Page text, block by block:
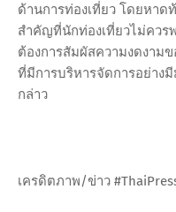
ด้านการท่องเที่ยว โดยหาด
สำคัญที่นักท่องเที่ยวไม่ควร
ต้องการสัมผัสความงดงาม
ที่มีการบริหารจัดการอย่าง
กล่าว
เครดิตภาพ/ข่าว